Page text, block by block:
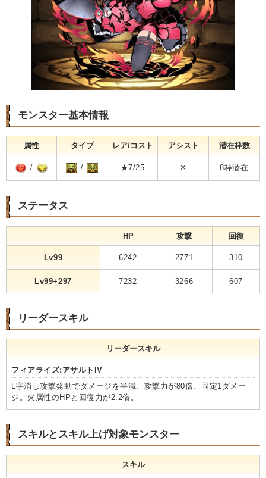
モンスター基本情報
属性 タイプ レア/コスト アシスト 潜在枠数
/ / ★7/25 ✕ 8枠潜在
ステータス
HP 攻撃 回復
Lv99 6242 2771 310
Lv99+297 7232 3266 607
リーダースキル
リーダースキル
フィアライズ:アサルトIV
L字消し攻撃発動でダメージを半減、攻撃力が80倍、固定1ダメー
ジ。火属性のHPと回復力が2.2倍。
スキルとスキル上げ対象モンスター
スキル